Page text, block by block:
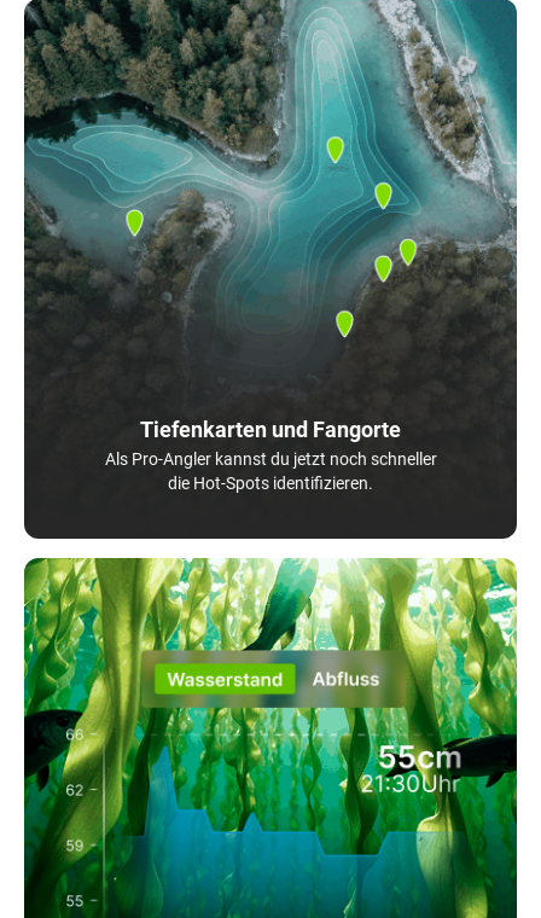
Tiefenkarten und Fangorte
Als Pro-Angler kannst du jetzt noch schneller
die Hot-Spots identifizieren.